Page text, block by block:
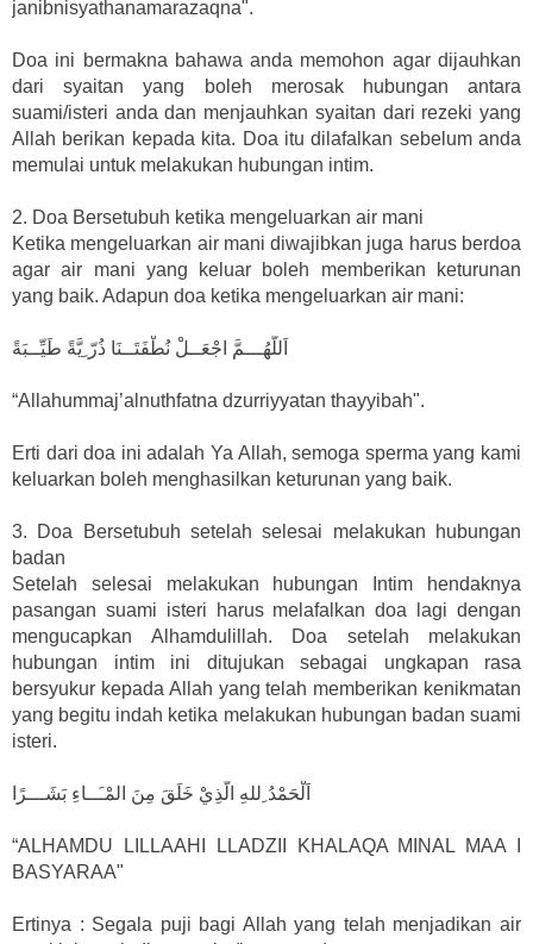
janibnisyathanamarazaqna".
Doa ini bermakna bahawa anda memohon agar dijauhkan
dari syaitan yang boleh merosak hubungan antara
suami/isteri anda dan menjauhkan syaitan dari rezeki yang
Allah berikan kepada kita. Doa itu dilafalkan sebelum anda
memulai untuk melakukan hubungan intim.
2. Doa Bersetubuh ketika mengeluarkan air mani
Ketika mengeluarkan air mani diwajibkan juga harus berdoa
agar air mani yang keluar boleh memberikan keturunan
yang baik. Adapun doa ketika mengeluarkan air mani:
اَللّهُـــمَّ اجْعَــلْ نُطْفَتَــنَا ذُرّ ِيَّةً طَيِّــبَةً
“Allahummaj’alnuthfatna dzurriyyatan thayyibah".
Erti dari doa ini adalah Ya Allah, semoga sperma yang kami
keluarkan boleh menghasilkan keturunan yang baik.
3. Doa Bersetubuh setelah selesai melakukan hubungan
badan
Setelah selesai melakukan hubungan Intim hendaknya
pasangan suami isteri harus melafalkan doa lagi dengan
mengucapkan Alhamdulillah. Doa setelah melakukan
hubungan intim ini ditujukan sebagai ungkapan rasa
bersyukur kepada Allah yang telah memberikan kenikmatan
yang begitu indah ketika melakukan hubungan badan suami
isteri.
اَلْحَمْدُ ِللهِ الَّذِيْ خَلَقَ مِنَ المْـَــاءِ بَشَـــرًا
“ALHAMDU LILLAAHI LLADZII KHALAQA MINAL MAA I
BASYARAA"
Ertinya : Segala puji bagi Allah yang telah menjadikan air